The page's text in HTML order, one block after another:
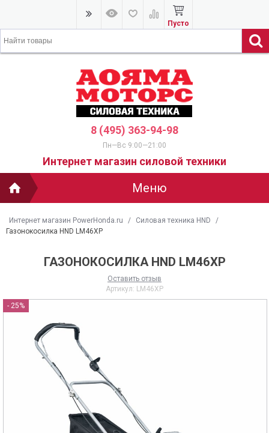
Пусто
8 (495) 363-94-98
Пн—Вс 9:00—21:00
Интернет магазин силовой техники
Меню
Интернет магазин PowerHonda.ru / Силовая техника HND
/
Газонокосилка HND LM46XP
ГАЗОНОКОСИЛКА HND LM46XP
Оставить отзыв
Артикул: LM46XP
- 25%